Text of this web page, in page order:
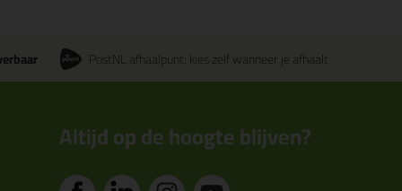
PostNL afhaalpunt: kies zelf wanneer je afhaalt
Altijd op de hoogte blijven?